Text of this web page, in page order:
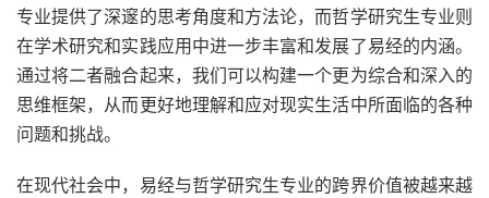
专业提供了深邃的思考角度和方法论，而哲学研究生专业则
在学术研究和实践应用中进一步丰富和发展了易经的内涵。
通过将二者融合起来，我们可以构建一个更为综合和深入的
思维框架，从而更好地理解和应对现实生活中所面临的各种
问题和挑战。
在现代社会中，易经与哲学研究生专业的跨界价值被越来越